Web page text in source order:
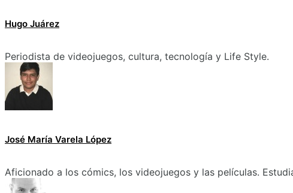
Hugo Juárez
Periodista de videojuegos, cultura, tecnología y Life Style.
José María Varela López
Aficionado a los cómics, los videojuegos y las películas.